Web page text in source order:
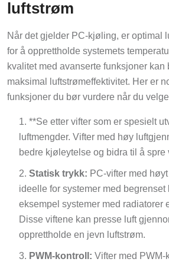
luftstrøm
Når det gjelder PC-kjøling, er optimal
for å opprettholde systemets
kvalitet med avanserte funksjoner kan
maksimal luftstrømeffektivitet. Her er
funksjoner du bør vurdere når du
**Se etter vifter som er spesielt
luftmengder. Vifter med høy
bedre kjøleytelse og bidra til å spre
Statisk trykk: PC-vifter med
ideelle for systemer med begrenset
eksempel systemer med radiatorer
Disse viftene kan presse luft
opprettholde en jevn luftstrøm.
PWM-kontroll: Vifter med